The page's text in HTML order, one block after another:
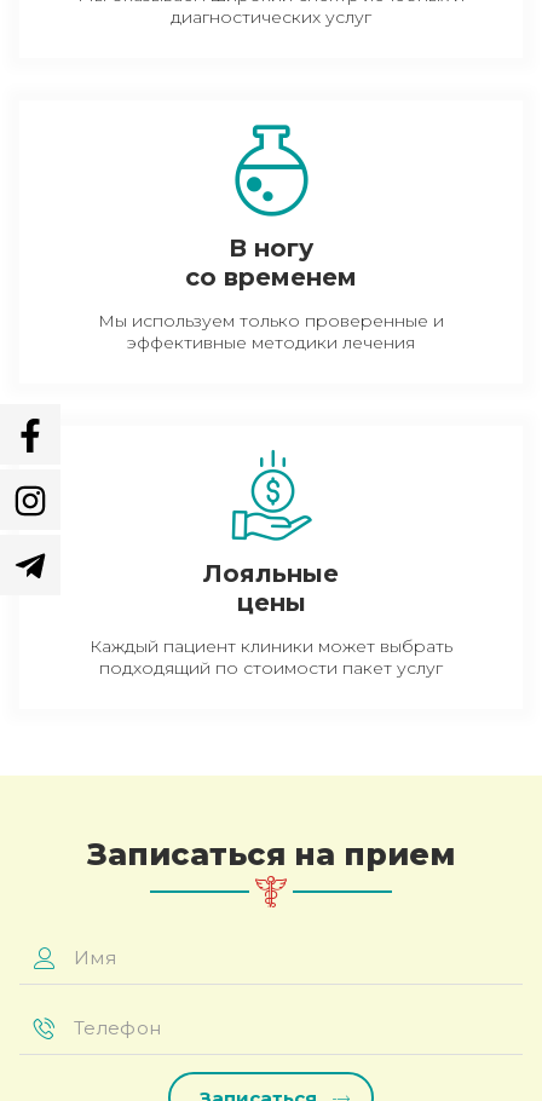
диагностических услуг
В ногу
со временем
Мы используем только проверенные и
эффективные методики лечения
Лояльные
цены
Каждый пациент клиники может выбрать
подходящий по стоимости пакет услуг
Записаться на прием
Имя
Телефон